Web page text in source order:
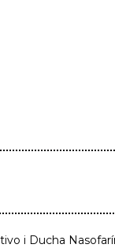
i Ducha